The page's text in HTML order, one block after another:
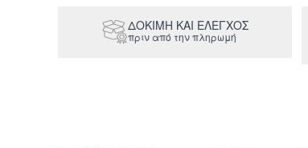
ΔΟΚΙΜΉ ΚΑΙ ΕΛΕΓΧΟΣ
πριν από την πληρωμή